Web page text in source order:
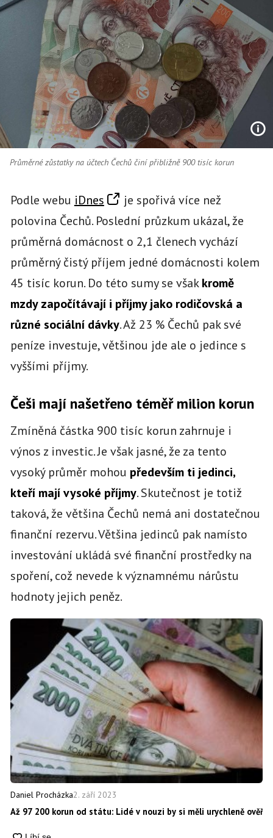
Průměrné zůstatky na účtech Čechů činí přibližně 900 tisíc korun
Podle webu iDnes
je spořivá více než
polovina Čechů. Poslední průzkum ukázal, že
průměrná domácnost o 2,1 členech vychází
průměrný čistý příjem jedné domácnosti kolem
45 tisíc korun. Do této sumy se všakkromě
mzdy započítávají i příjmy jako rodičovská a
různé sociální dávky. Až 23 % Čechů pak své
peníze investuje, většinou jde ale o jedince s
vyššími příjmy.
Češi mají našetřeno téměř milion korun
Zmíněná částka 900 tisíc korun zahrnuje i
výnos z investic. Je však jasné, že za tento
vysoký průměr mohou především ti jedinci,
kteří mají vysoké příjmy. Skutečnost je totiž
taková, že většina Čechů nemá ani dostatečnou
finanční rezervu. Většina jedinců pak namísto
investování ukládá své finanční prostředky na
spoření, což nevede k významnému nárůstu
hodnoty jejich peněz.
Daniel Procházka2. září 2023
Až 97 200 korun od státu: Lidé v nouzi by si měli urychleně